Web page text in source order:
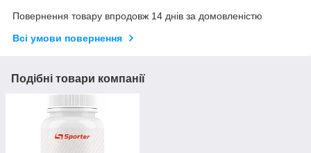
Повернення товару впродовж 14 днів за домовленістю
Всі умови повернення
Подібні товари компанії